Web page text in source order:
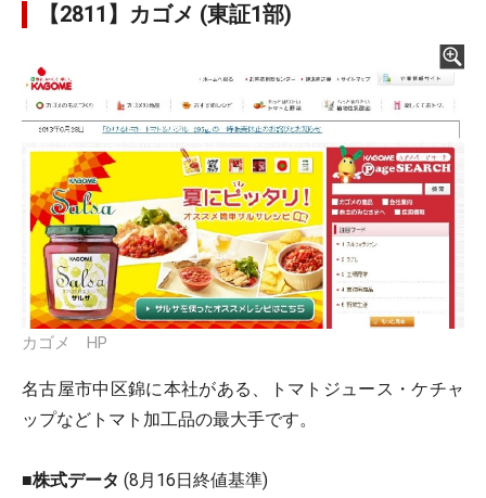
【2811】カゴメ (東証1部)
カゴメ HP
名古屋市中区錦に本社がある、トマトジュース・ケチャ
ップなどトマト加工品の最大手です。
■株式データ (8月16日終値基準)